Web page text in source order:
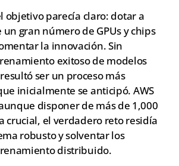
objetivo parecía claro: dotar a
un gran número de GPUs y chips
la innovación. Sin
exitoso de modelos
ser un proceso más
inicialmente se anticipó. AWS
disponer de más de 1,000
crucial, el verdadero reto residía
robusto y solventar los
distribuido.